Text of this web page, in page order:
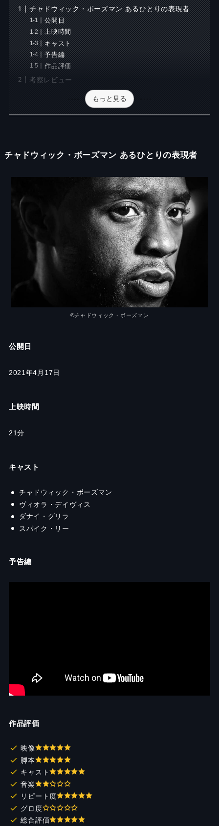
チャドウィック・ボーズマン あるひとりの表現者
公開日
上映時間
キャスト
予告編
作品評価
考察レビュー
もっと見る
チャドウィック・ボーズマン あるひとりの表現者
©チャドウィック・ボーズマン
公開日
2021年4月17日
上映時間
21分
キャスト
チャドウィック・ボーズマン
ヴィオラ・デイヴィス
ダナイ・グリラ
スパイク・リー
予告編
作品評価
映像
脚本
キャスト
音楽
リピート度
グロ度
総合評価